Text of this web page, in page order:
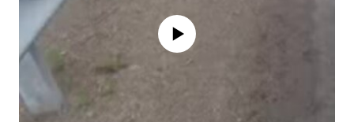
No media source currently available